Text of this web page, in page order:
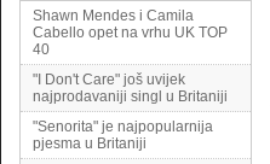
Shawn Mendes i Camila
Cabello opet na vrhu UK TOP
40
"I Don't Care" još uvijek
najprodavaniji singl u Britaniji
"Senorita" je najpopularnija
pjesma u Britaniji